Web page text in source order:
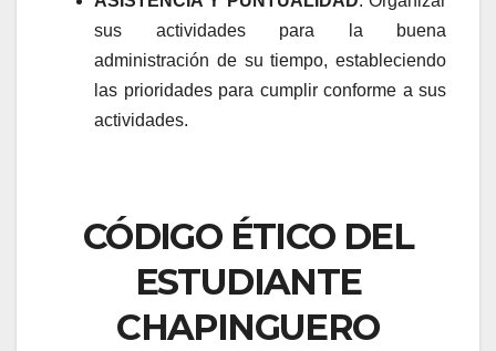
sus actividades para la buena
administración de su tiempo, estableciendo
las prioridades para cumplir conforme a sus
actividades.
CÓDIGO ÉTICO DEL
ESTUDIANTE
CHAPINGUERO